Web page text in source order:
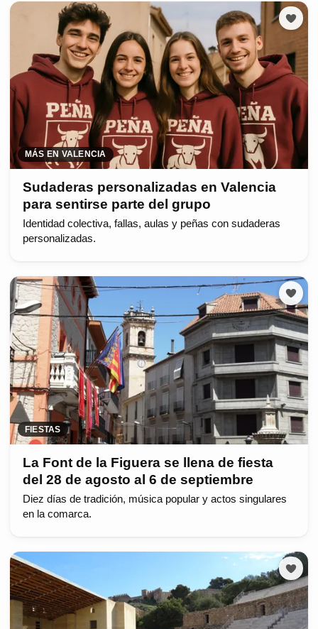
MÁS EN VALENCIA
Sudaderas personalizadas en Valencia
para sentirse parte del grupo
Identidad colectiva, fallas, aulas y peñas con sudaderas
personalizadas.
FIESTAS
La Font de la Figuera se llena de fiesta
del 28 de agosto al 6 de septiembre
Diez días de tradición, música popular y actos singulares
en la comarca.